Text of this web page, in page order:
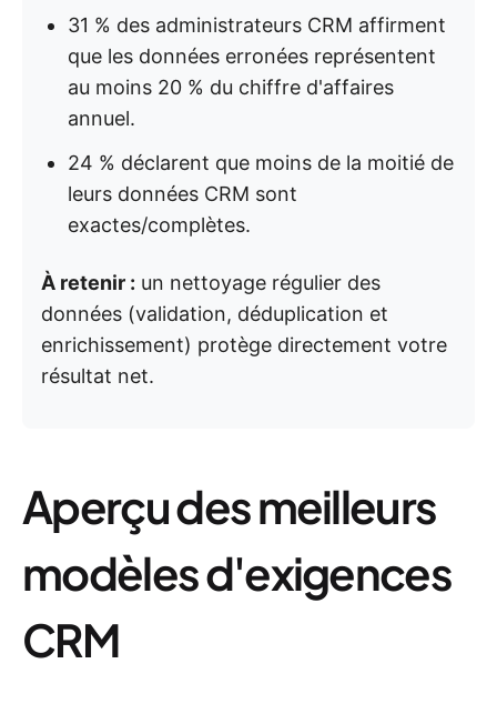
31 % des administrateurs CRM affirment
que les données erronées représentent
au moins 20 % du chiffre d'affaires
annuel.
24 % déclarent que moins de la moitié de
leurs données CRM sont
exactes/complètes.
À retenir : un nettoyage régulier des
données (validation, déduplication et
enrichissement) protège directement votre
résultat net.
Aperçu des meilleurs
modèles d'exigences
CRM